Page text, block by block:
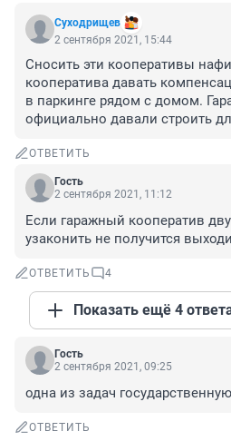
Суходрищев
2 сентября 2021, 15:44
Сносить эти кооперативы
кооператива давать
в паркинге рядом с домом.
официально давали строить
ОТВЕТИТЬ
Гость
2 сентября 2021, 11:12
Если гаражный кооператив
узаконить не получится
ОТВЕТИТЬ 4
Показать ещё 4
Гость
2 сентября 2021, 09:25
одна из задач
ОТВЕТИТЬ